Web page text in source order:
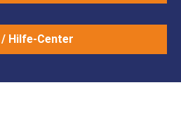
/ Hilfe-Center